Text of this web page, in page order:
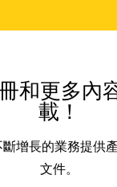
和更多內
載！
增長的業務提供
文件。